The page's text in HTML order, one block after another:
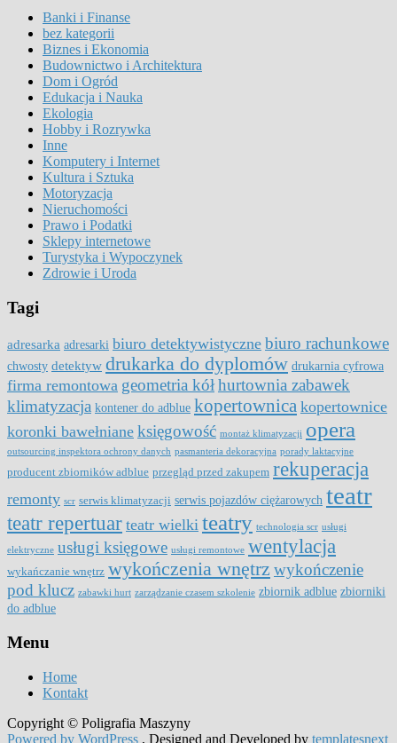
Banki i Finanse
bez kategorii
Biznes i Ekonomia
Budownictwo i Architektura
Dom i Ogród
Edukacja i Nauka
Ekologia
Hobby i Rozrywka
Inne
Komputery i Internet
Kultura i Sztuka
Motoryzacja
Nieruchomości
Prawo i Podatki
Sklepy internetowe
Turystyka i Wypoczynek
Zdrowie i Uroda
Tagi
adresarka adresarki biuro detektywistyczne biuro rachunkowe
chwosty detektyw drukarka do dyplomów drukarnia cyfrowa
firma remontowa geometria kółhurtownia zabawek
klimatyzacja kontener do adblue kopertownica kopertownice
koronki bawełniane księgowość montaż klimatyzacji opera
outsourcing inspektora ochrony danych pasmanteria dekoracyjna porady laktacyjne
producent zbiorników adblue przegląd przed zakupem rekuperacja
remonty scr serwis klimatyzacji serwis pojazdów ciężarowych teatr
teatr repertuar teatr wielki teatry technologia scr usługi
elektryczne usługi księgowe usługi remontowe wentylacja
wykańczanie wnętrz wykończenia wnętrz wykończenie
pod klucz zabawki hurt zarządzanie czasem szkolenie zbiornik adblue zbiorniki
do adblue
Menu
Home
Kontakt
Copyright © Poligrafia Maszyny
Powered by WordPress , Designed and Developed by templatesnext